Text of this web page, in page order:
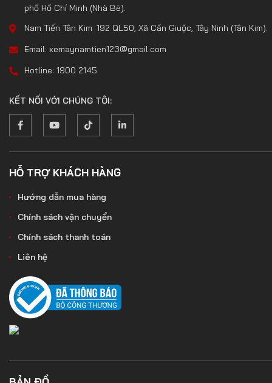
phố Hồ Chí Minh (Nhà Bè).
Nam Tiến Tân Kim: 192 QL50, Xã Cần Giuộc, Tây Ninh (Tân Kim).
Email: xemaynamtien123@gmail.com
Hotline: 1900 2145
KẾT NỐI VỚI CHÚNG TÔI:
HỖ TRỢ KHÁCH HÀNG
Hướng dẫn mua hàng
Chính sách vận chuyển
Chính sách thanh toán
Liên hệ